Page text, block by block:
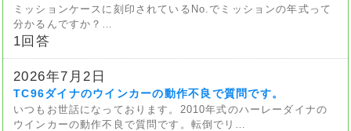
ミッションケースに刻印されているNo.でミッションの年式って
分かるんですか？…
1回答
2026年7月2日
TC96ダイナのウインカーの動作不良で質問です。
いつもお世話になっております。2010年式のハーレーダイナの
ウインカーの動作不良で質問です。転倒でリ…